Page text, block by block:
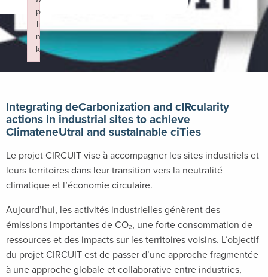
Integrating deCarbonization and cIRcularity
actions in industrial sites to achieve
ClimateneUtral and sustaInable ciTies
Le projet CIRCUIT vise à accompagner les sites industriels et
leurs territoires dans leur transition vers la neutralité
climatique et l’économie circulaire.
Aujourd’hui, les activités industrielles génèrent des
émissions importantes de CO₂, une forte consommation de
ressources et des impacts sur les territoires voisins. L’objectif
du projet CIRCUIT est de passer d’une approche fragmentée
à une approche globale et collaborative entre industries,
p
li
n
k
Failed to initialize plugin: wplink